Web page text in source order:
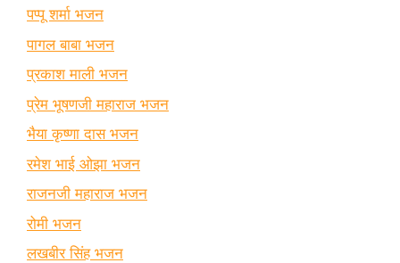
पप्पू शर्मा भजन
पागल बाबा भजन
प्रकाश माली भजन
प्रेम भूषणजी महाराज भजन
भैया कृष्णा दास भजन
रमेश भाई ओझा भजन
राजनजी महाराज भजन
रोमी भजन
लखबीर सिंह भजन